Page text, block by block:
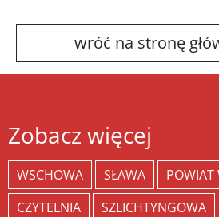
wróć na stronę
Zobacz więcej
WSCHOWA SŁAWA
POWIAT
CZYTELNIA
SZLICHTYNGOWA